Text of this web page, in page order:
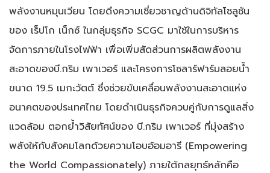
พลังงานหมุนเวียน โดยดึงความเชี่ยวชาญด้านดิจิทัลโซลูชัน
ของ เร็ปโก เน็กซ์ ในกลุ่มธุรกิจ SCGC มาใช้ในการบริหาร
จัดการภายในโรงไฟฟ้า เพื่อเพิ่มสัดส่วนการผลิตพลังงาน
สะอาดของบี.กริม เพาเวอร์ และโครงการโซลาร์ฟาร์มลอยน้ำ
ขนาด 19.5 เมกะวัตต์ ซึ่งช่วยขับเคลื่อนพลังงานสะอาดแห่ง
อนาคตของประเทศไทย โดยดำเนินธุรกิจควบคู่กับการดูแลสิ่ง
แวดล้อม ตอกย้ำวิสัยทัศน์ของ บี.กริม เพาเวอร์ ที่มุ่งสร้าง
พลังให้กับสังคมโลกด้วยความโอบอ้อมอารี (Empowering
the World Compassionately) ภายใต้กลยุทธ์หลักคือ